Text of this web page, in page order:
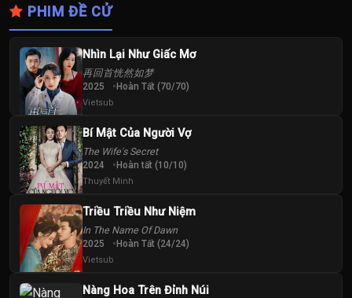
PHIM ĐỀ CỬ
Nhìn Lại Như Giấc Mơ
再回首恍然如梦
2025 Hoàn Tất (70/70)
Vietsub
Bí Mật Của Người Vợ
The Wife's Secret
2024 Hoàn tất (10/10)
Thuyết Minh
Triều Triều Như Niệm
In The Name Of Dawn
2025 Hoàn Tất (24/24)
Vietsub
Nàng Hoa Trên Đỉnh Núi